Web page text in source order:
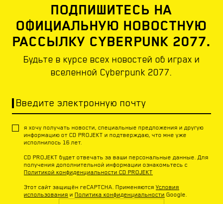
ПОДПИШИТЕСЬ НА
ОФИЦИАЛЬНУЮ НОВОСТНУЮ
РАССЫЛКУ CYBERPUNK 2077.
Будьте в курсе всех новостей об играх и
вселенной Cyberpunk 2077.
Введите электронную почту
я хочу получать новости, специальные предложения и другую
информацию от CD PROJEKT и подтверждаю, что мне уже
исполнилось 16 лет.
CD PROJEKT будет отвечать за ваши персональные данные. Для
получения дополнительной информации ознакомьтесь с
Политикой конфиденциальности CD PROJEKT
Этот сайт защищён reCAPTCHA. Применяются Условия
использования и Политика конфиденциальности Google.